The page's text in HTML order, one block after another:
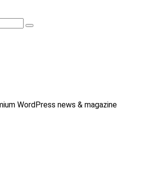
WordPress news & magazine